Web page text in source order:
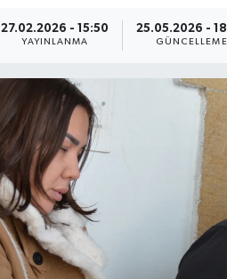
27.02.2026 - 15:50
YAYINLANMA
25.05.2026 -
GÜNCELLEME